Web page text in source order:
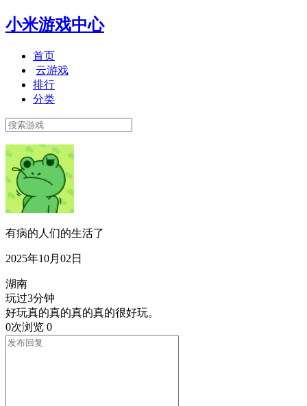
小米游戏中心
首页
云游戏
排行
分类
有病的人们的生活了
2025年10月02日
湖南
玩过3分钟
好玩真的真的真的真的很好玩。
0次浏览 0